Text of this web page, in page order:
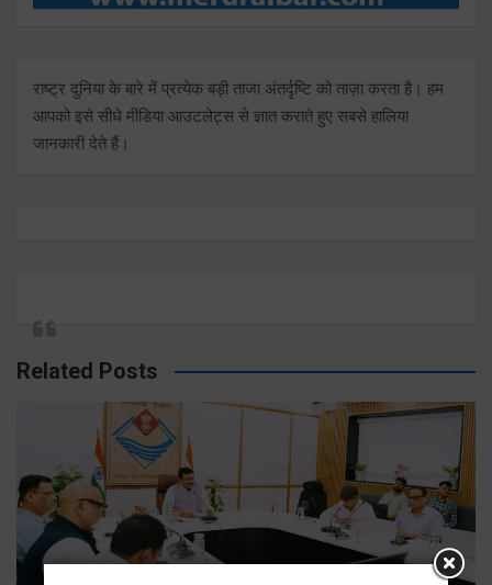
राष्ट्र दुनिया के बारे में प्रत्येक बड़ी ताजा अंतर्दृष्टि को ताज़ा करता है। हम
आपको इसे सीधे मीडिया आउटलेट्स से ज्ञात कराते हुए सबसे हालिया
जानकारी देते हैं।
Related Posts